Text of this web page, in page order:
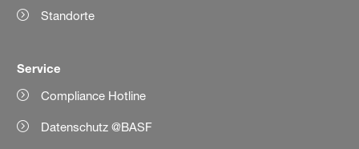
Standorte
Service
Compliance Hotline
Datenschutz @BASF